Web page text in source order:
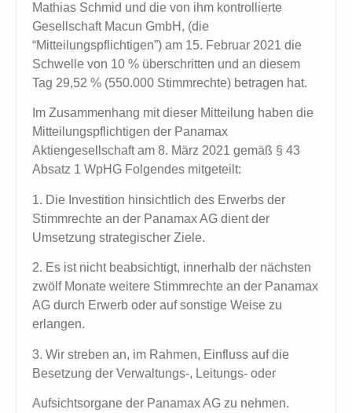
Mathias Schmid und die von ihm kontrollierte
Gesellschaft Macun GmbH, (die
“Mitteilungspflichtigen”) am 15. Februar 2021 die
Schwelle von 10 % überschritten und an diesem
Tag 29,52 % (550.000 Stimmrechte) betragen hat.
Im Zusammenhang mit dieser Mitteilung haben die
Mitteilungspflichtigen der Panamax
Aktiengesellschaft am 8. März 2021 gemäß § 43
Absatz 1 WpHG Folgendes mitgeteilt:
1. Die Investition hinsichtlich des Erwerbs der
Stimmrechte an der Panamax AG dient der
Umsetzung strategischer Ziele.
2. Es ist nicht beabsichtigt, innerhalb der nächsten
zwölf Monate weitere Stimmrechte an der Panamax
AG durch Erwerb oder auf sonstige Weise zu
erlangen.
3. Wir streben an, im Rahmen, Einfluss auf die
Besetzung der Verwaltungs-, Leitungs- oder
Aufsichtsorgane der Panamax AG zu nehmen.